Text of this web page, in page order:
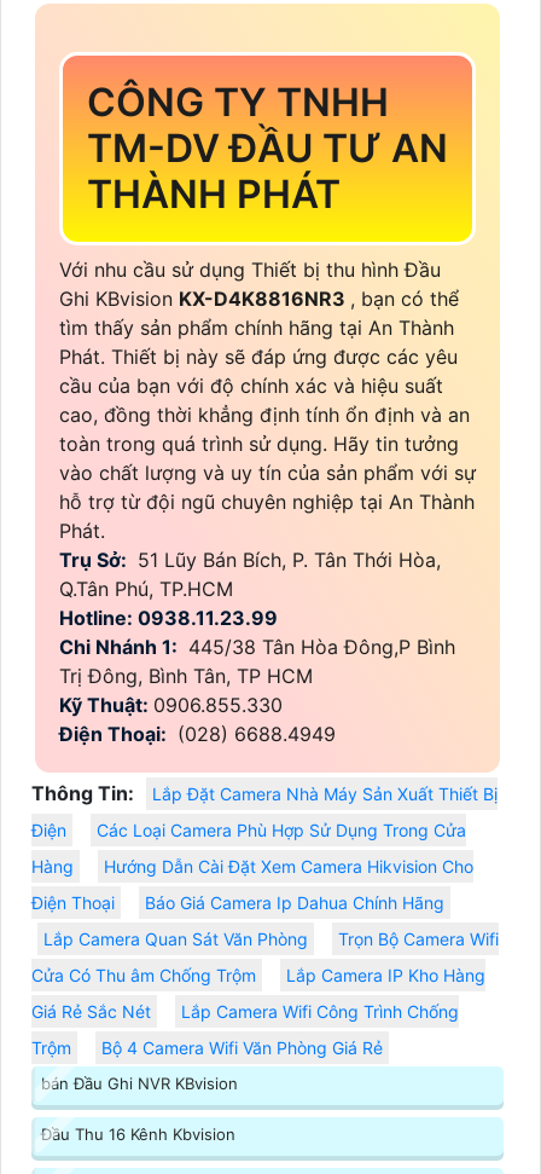
CÔNG TY TNHH
TM-DV ĐẦU TƯ AN
THÀNH PHÁT
Với nhu cầu sử dụng Thiết bị thu hình Đầu
Ghi KBvision KX-D4K8816NR3 , bạn có thể
tìm thấy sản phẩm chính hãng tại An Thành
Phát. Thiết bị này sẽ đáp ứng được các yêu
cầu của bạn với độ chính xác và hiệu suất
cao, đồng thời khẳng định tính ổn định và an
toàn trong quá trình sử dụng. Hãy tin tưởng
vào chất lượng và uy tín của sản phẩm với sự
hỗ trợ từ đội ngũ chuyên nghiệp tại An Thành
Phát.
Trụ Sở: 51 Lũy Bán Bích, P. Tân Thới Hòa,
Q.Tân Phú, TP.HCM
Hotline: 0938.11.23.99
Chi Nhánh 1: 445/38 Tân Hòa Đông,P Bình
Trị Đông, Bình Tân, TP HCM
Kỹ Thuật: 0906.855.330
Điện Thoại: (028) 6688.4949
Thông Tin:
Lắp Đặt Camera Nhà Máy Sản Xuất Thiết Bị
Điện
Các Loại Camera Phù Hợp Sử Dụng Trong Cửa
Hàng
Hướng Dẫn Cài Đặt Xem Camera Hikvision Cho
Điện Thoại
Báo Giá Camera Ip Dahua Chính Hãng
Lắp Camera Quan Sát Văn Phòng
Trọn Bộ Camera Wifi
Cửa Có Thu âm Chống Trộm
Lắp Camera IP Kho Hàng
Giá Rẻ Sắc Nét
Lắp Camera Wifi Công Trình Chống
Trộm
Bộ 4 Camera Wifi Văn Phòng Giá Rẻ
bán Đầu Ghi NVR KBvision
Đầu Thu 16 Kênh Kbvision